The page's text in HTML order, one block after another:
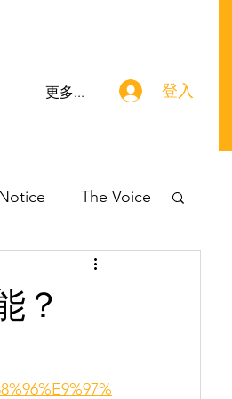
更多... 登入
The Voice
？